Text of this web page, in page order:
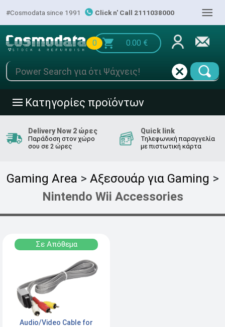
#Cosmodata since 1991 Click n' Call 2111038000 |||
0 0.00 €
||| Κατηγορίες προϊόντων
Delivery Now 2 ώρες
Παράδοση στον χώρο
σου σε 2 ώρες
Quick link
Τηλεφωνική παραγγελία
με πιστωτική κάρτα
Gaming Area > Αξεσουάρ για Gaming >
Nintendo Wii Accessories
Σε Απόθεμα
Audio/Video Cable for